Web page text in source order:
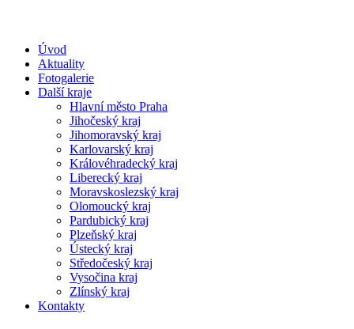
Úvod
Aktuality
Fotogalerie
Další kraje
Hlavní město Praha
Jihočeský kraj
Jihomoravský kraj
Karlovarský kraj
Královéhradecký kraj
Liberecký kraj
Moravskoslezský kraj
Olomoucký kraj
Pardubický kraj
Plzeňský kraj
Ústecký kraj
Středočeský kraj
Vysočina kraj
Zlínský kraj
Kontakty